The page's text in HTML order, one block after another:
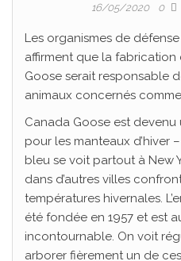
16/05/2020 0
Les organismes de
affirment que la
Goose serait responsable
animaux concernés
Canada Goose est
pour les manteaux d’hiver
bleu se voit partout à New
dans d’autres villes
températures hivernales.
été fondée en 1957 et est
incontournable. On voit
arborer fièrement un de